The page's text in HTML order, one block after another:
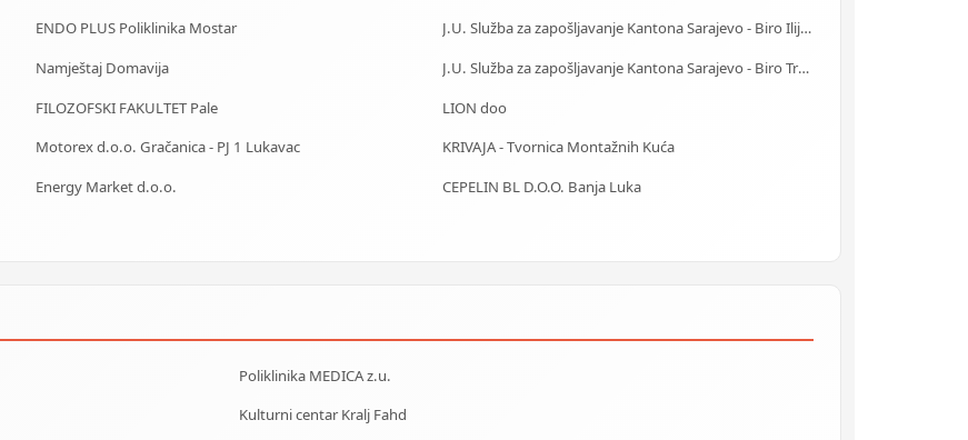
ENDO PLUS Poliklinika Mostar
J.U. Služba za zapošljavanje Kantona Sarajevo - Biro IlijaŠ
Namještaj Domavija
J.U. Služba za zapošljavanje Kantona Sarajevo - Biro Trnovo
FILOZOFSKI FAKULTET Pale
LION doo
Motorex d.o.o. Gračanica - PJ 1 Lukavac
KRIVAJA - Tvornica Montažnih Kuća
Energy Market d.o.o.
CEPELIN BL D.O.O. Banja Luka
Poliklinika MEDICA z.u.
Kulturni centar Kralj Fahd